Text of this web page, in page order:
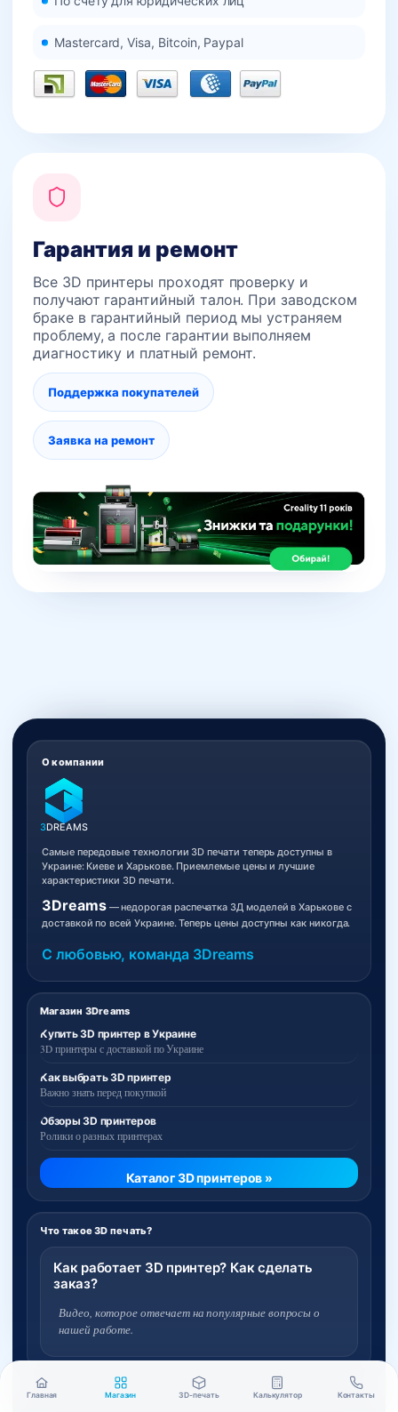
Главная Магазин 3D-печать Калькулятор Контакты
Mastercard, Visa, Bitcoin, Paypal
Гарантия и ремонт
Все 3D принтеры проходят проверку и
получают гарантийный талон. При заводском
браке в гарантийный период мы устраняем
проблему, а после гарантии выполняем
диагностику и платный ремонт.
Поддержка покупателей
Заявка на ремонт
Магазин 3Dreams
Купить 3D принтер в Украине
3D принтеры с доставкой по Украине
Как выбрать 3D принтер
Важно знать перед покупкой
Обзоры 3D принтеров
Ролики о разных принтерах
Каталог 3D принтеров »
Что такое 3D печать?
Как работает 3D принтер? Как сделать
заказ?
Видео, которое отвечает на популярные вопросы о
нашей работе.
О компании
3DREAMS
Самые передовые технологии 3D печати теперь доступны в
Украине: Киеве и Харькове. Приемлемые цены и лучшие
характеристики 3D печати.
3Dreams— недорогая распечатка 3Д моделей в Харькове с
доставкой по всей Украине. Теперь цены доступны как никогда.
С любовью, команда 3Dreams